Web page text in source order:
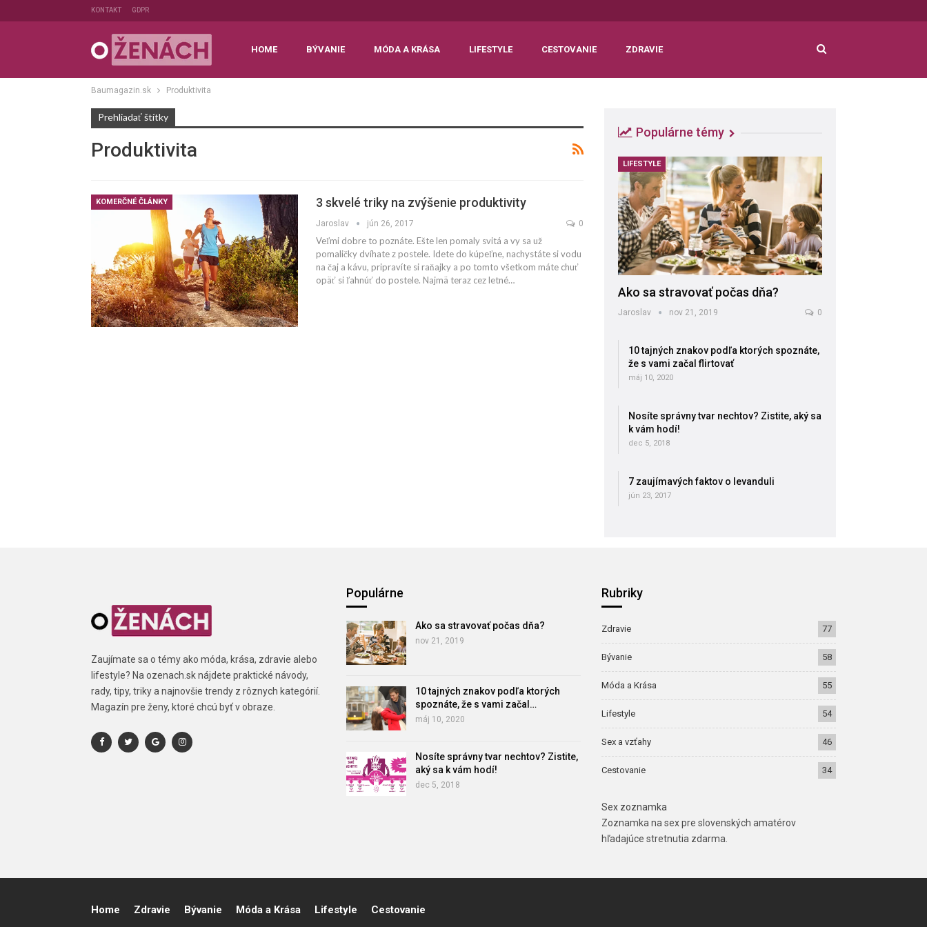
KONTAKT GDPR
HOME BÝVANIE MÓDA A KRÁSA LIFESTYLE CESTOVANIE ZDRAVIE
Baumagazin.sk Produktivita
Prehliadať štítky
Produktivita
KOMERČNÉ ČLÁNKY 3 skvelé triky na zvýšenie produktivity
Jaroslav jún 26, 2017 0
Veľmi dobre to poznáte. Ešte len pomaly svitá a vy sa už
pomaličky dvíhate z postele. Idete do kúpeľne, nachystáte si vodu
na čaj a kávu, pripravíte si raňajky a po tomto všetkom máte chuť
opäť si ľahnúť do postele. Najmä teraz cez letné…
Populárne témy
LIFESTYLE
Ako sa stravovať počas dňa?
Jaroslav nov 21, 2019 0
10 tajných znakov podľa ktorých spoznáte,
že s vami začal flirtovať
máj 10, 2020
Nosíte správny tvar nechtov? Zistite, aký sa
k vám hodí!
dec 5, 2018
7 zaujímavých faktov o levanduli
jún 23, 2017
Zaujímate sa o témy ako móda, krása, zdravie alebo
lifestyle? Na ozenach.sk nájdete praktické návody,
rady, tipy, triky a najnovšie trendy z rôznych kategórií.
Magazín pre ženy, ktoré chcú byť v obraze.
Populárne
Ako sa stravovať počas dňa?
nov 21, 2019
10 tajných znakov podľa ktorých
spoznáte, že s vami začal…
máj 10, 2020
Nosíte správny tvar nechtov? Zistite,
aký sa k vám hodí!
dec 5, 2018
Rubriky
Zdravie 77
Bývanie 58
Móda a Krása 55
Lifestyle 54
Sex a vzťahy 46
Cestovanie 34
Sex zoznamka
Zoznamka na sex pre slovenských amatérov
hľadajúce stretnutia zdarma.
Home Zdravie Bývanie Móda a Krása Lifestyle Cestovanie